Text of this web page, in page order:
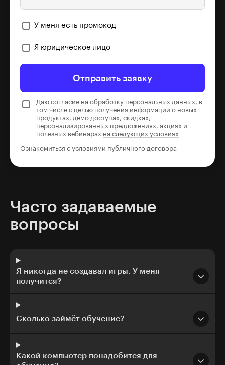
У меня есть промокод
Я юридическое лицо
Отправить заявку
Даю согласие на обработку персональных данных, в
том числе с целью получения информации о новых
продуктах, демо доступах, скидках,
персонализированных предложениях, акциях и
полезных вебинарах на следующих условиях
Ознакомиться с условиями публичного договора
Часто задаваемые
вопросы
Я никогда не создавал игры. У меня
получится?
Сколько займёт обучение?
Какой компьютер понадобится для